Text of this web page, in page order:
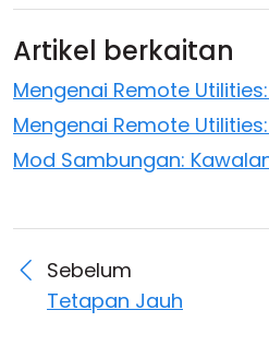
Artikel berkaitan
Mengenai Remote
Mengenai Remote
Mod Sambungan:
Sebelum
Tetapan Jauh